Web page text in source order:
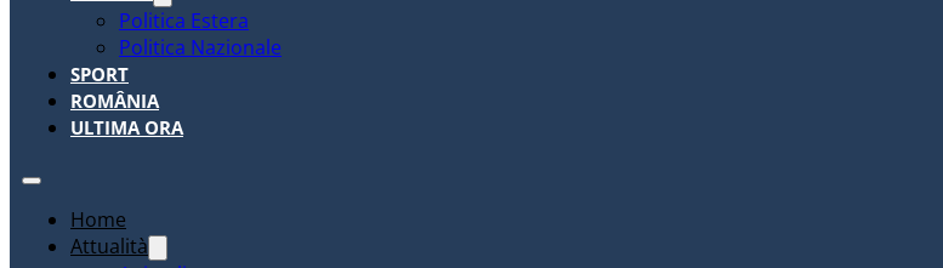
Politica Estera
Politica Nazionale
SPORT
ROMÂNIA
ULTIMA ORA
Home
Attualità